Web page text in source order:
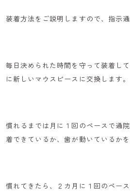
装着方法をご説明しますので、指示
毎日決められた時間を守って装着し
に新しいマウスピースに交換 します。
慣れるまでは月に１回のペースで通
着できているか、歯が動いているかを
慣れてきたら、 ２カ月に１回のペース